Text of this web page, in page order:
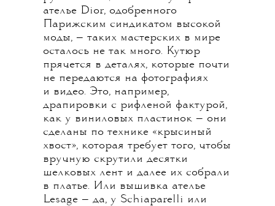
ателье Dior, одобренного
Парижским синдикатом высокой
моды, — таких мастерских в мире
осталось не так много. Кутюр
прячется в деталях, которые почти
не передаются на фотографиях
и видео. Это, например,
драпировки с рифленой фактурой,
как у виниловых пластинок — они
сделаны по технике «крысиный
хвост», которая требует того, чтобы
вручную скрутили десятки
шелковых лент и далее их собрали
в платье. Или вышивка ателье
Lesage — да, у Schiaparelli или